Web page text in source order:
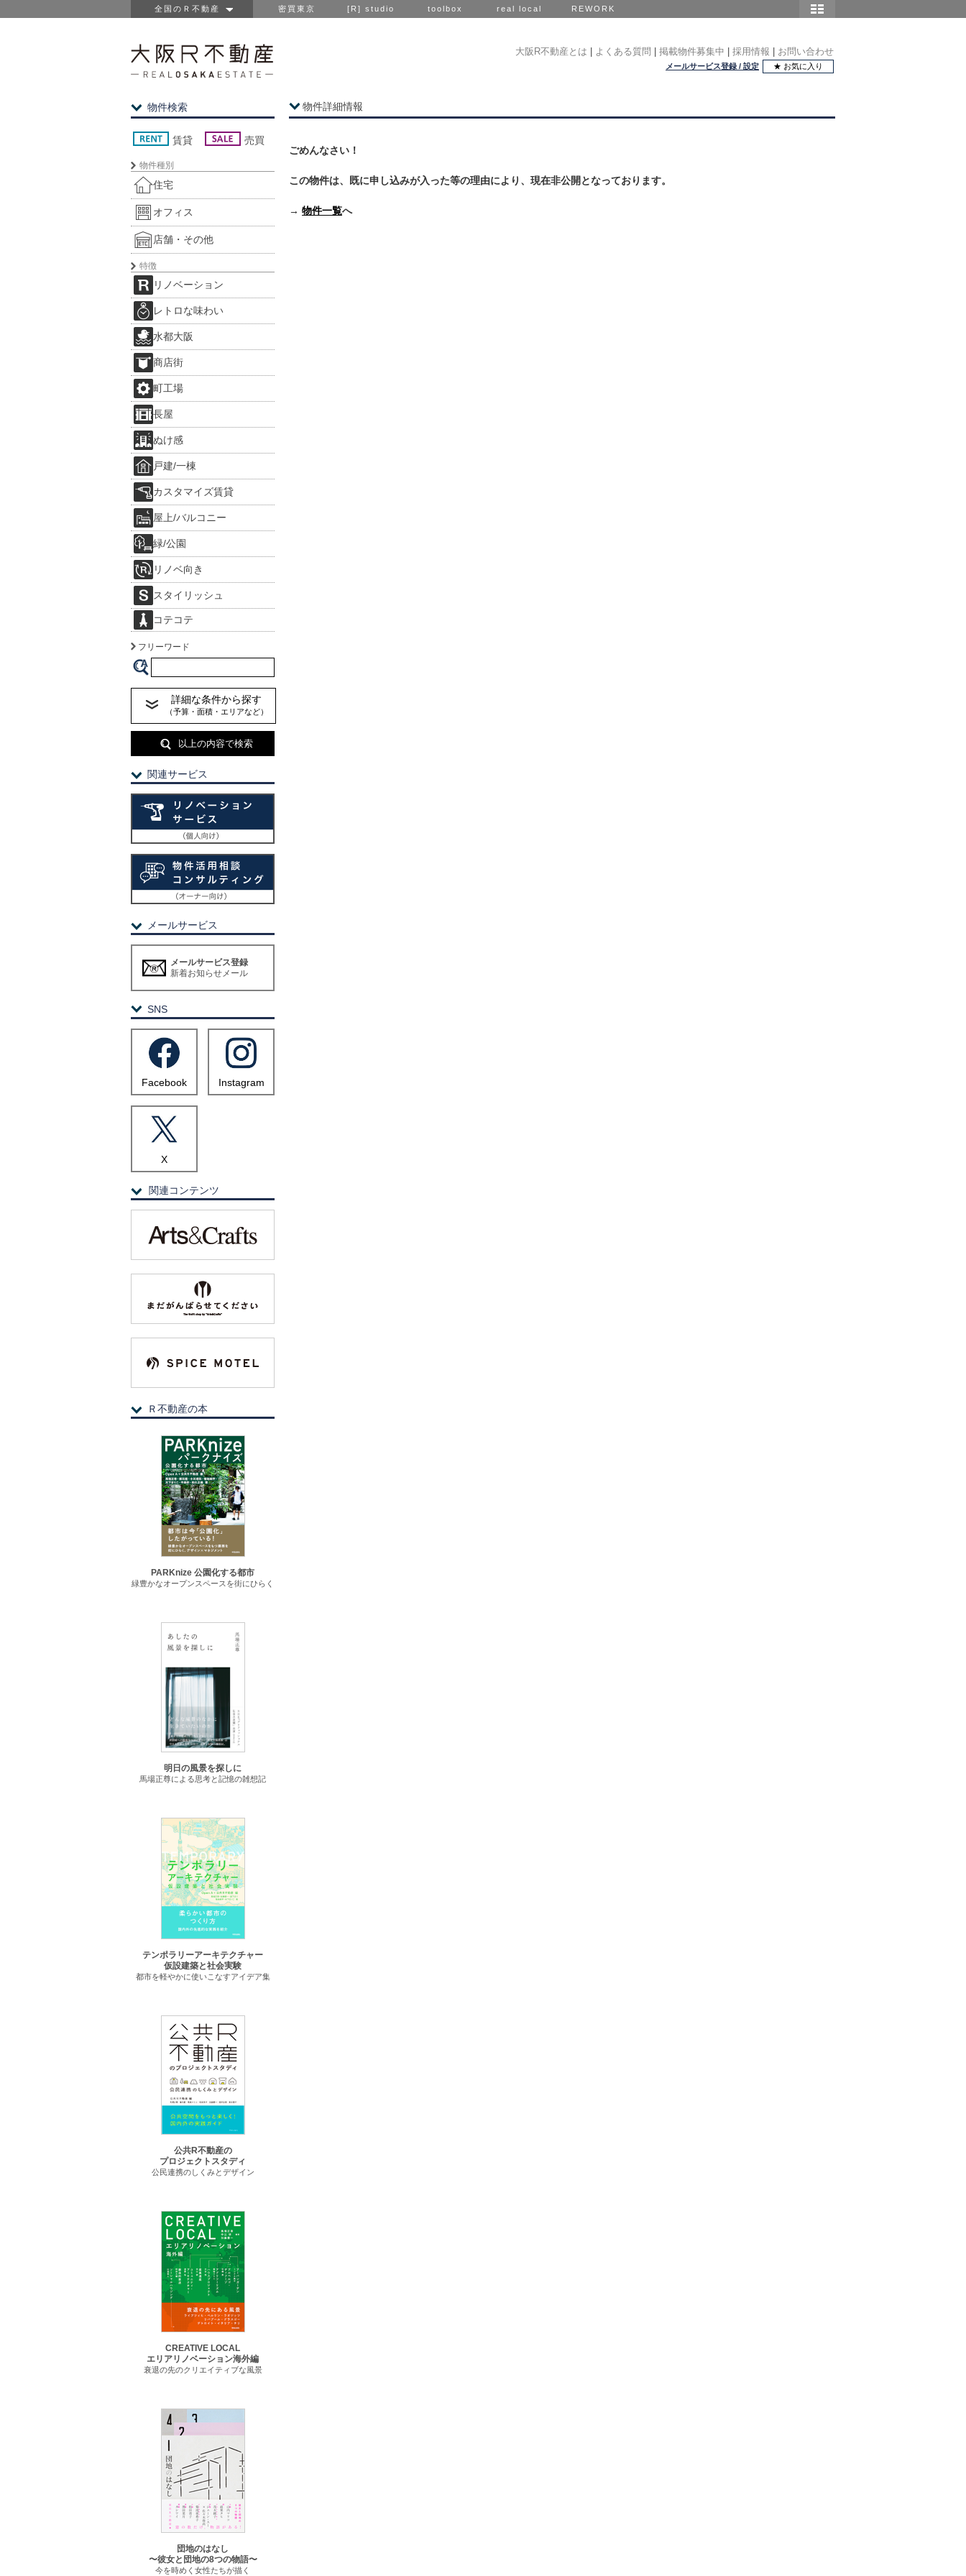
全国のＲ不動産 密買東京 [R] studio toolbox real local REWORK
大阪R不動産とは よくある質問 掲載物件募集中 採用情報 お問い合わせ
メールサービス登録 / 設定 ★ お気に入り
物件詳細情報
ごめんなさい！
この物件は、既に申し込みが入った等の理由により、現在非公開となっております。
→ 物件一覧へ
物件検索
賃貸 売買
物件種別
住宅
オフィス
店舗・その他
特徴
リノベーション
レトロな味わい
水都大阪
商店街
町工場
長屋
ぬけ感
戸建/一棟
カスタマイズ賃貸
屋上/バルコニー
緑/公園
リノベ向き
スタイリッシュ
コテコテ
フリーワード
詳細な条件から探す
（予算・面積・エリアなど）
以上の内容で検索
関連サービス
メールサービス
メールサービス登録
新着お知らせメール
SNS
Facebook Instagram
X
関連コンテンツ
Ｒ不動産の本
PARKnize 公園化する都市
緑豊かなオープンスペースを街にひらく
明日の風景を探しに
馬場正尊による思考と記憶の雑想記
テンポラリーアーキテクチャー
仮設建築と社会実験
都市を軽やかに使いこなすアイデア集
公共R不動産の
プロジェクトスタディ
公民連携のしくみとデザイン
CREATIVE LOCAL
エリアリノベーション海外編
衰退の先のクリエイティブな風景
団地のはなし
〜彼女と団地の8つの物語〜
今を時めく女性たちが描く